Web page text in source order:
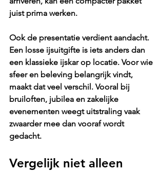
juist prima werken.
Ook de presentatie verdient aandacht.
Een losse ijsuitgifte is iets anders dan
een klassieke ijskar op locatie. Voor wie
sfeer en beleving belangrijk vindt,
maakt dat veel verschil. Vooral bij
bruiloften, jubilea en zakelijke
evenementen weegt uitstraling vaak
zwaarder mee dan vooraf wordt
gedacht.
Vergelijk niet alleen